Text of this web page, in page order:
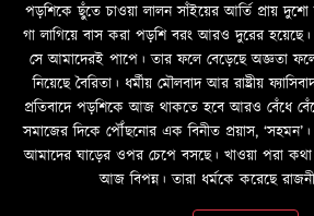
পড়শিকে ছুঁতে চাওয়া লালন সাঁইয়ের আর্তি প্রায়
গা লাগিয়ে বাস করা পড়শি বরং আরও দুরের হয়েছে।
সে আমাদেরই পাপে। তার ফলে বেড়েছে অজ্ঞতা
নিয়েছে বৈরিতা। ধর্মীয় মৌলবাদ আর রাষ্ট্রীয়
প্রতিবাদে পড়শিকে আজ থাকতে হবে আরও বেঁধে
সমাজের দিকে পৌঁছনোর এক বিনীত প্রয়াস, ‘সহমন’।
আমাদের ঘাড়ের ওপর চেপে বসছে। খাওয়া পরা
আজ বিপন্ন। তারা ধর্মকে করেছে